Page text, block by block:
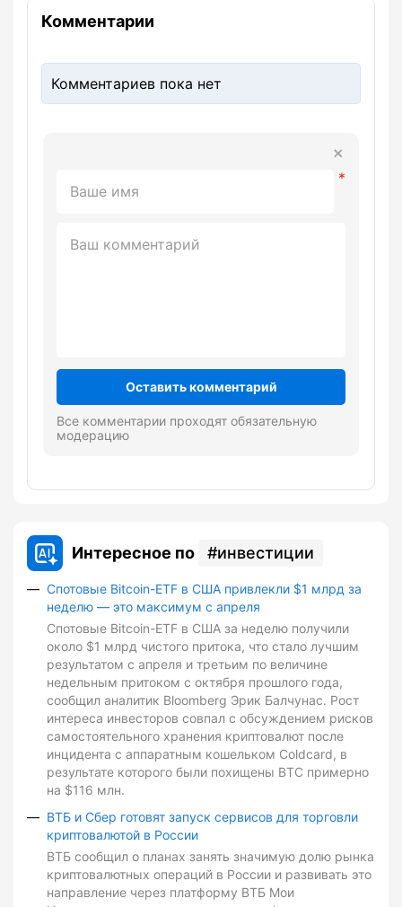
Комментарии
Комментариев пока нет
Оставить комментарий
Все комментарии проходят обязательную
модерацию
Интересное по инвестиции
Спотовые Bitcoin-ETF в США привлекли $1 млрд за
неделю — это максимум с апреля
Спотовые Bitcoin-ETF в США за неделю получили
около $1 млрд чистого притока, что стало лучшим
результатом с апреля и третьим по величине
недельным притоком с октября прошлого года,
сообщил аналитик Bloomberg Эрик Балчунас. Рост
интереса инвесторов совпал с обсуждением рисков
самостоятельного хранения криптовалют после
инцидента с аппаратным кошельком Coldcard, в
результате которого были похищены BTC примерно
на $116 млн.
ВТБ и Сбер готовят запуск сервисов для торговли
криптовалютой в России
ВТБ сообщил о планах занять значимую долю рынка
криптовалютных операций в России и развивать это
направление через платформу ВТБ Мои